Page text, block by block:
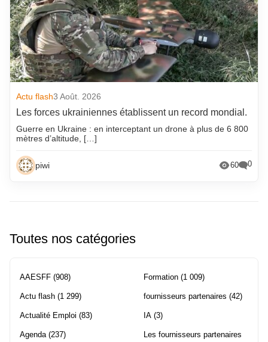
Actu flash3 Août. 2026
Les forces ukrainiennes établissent un record mondial.
Guerre en Ukraine : en interceptant un drone à plus de 6 800
mètres d’altitude, […]
piwi 60 0
Toutes nos catégories
AAESFF (908)
Actu flash (1 299)
Actualité Emploi (83)
Agenda(237)
Formation (1 009)
fournisseurs partenaires (42)
IA (3)
Les fournisseurs partenaires